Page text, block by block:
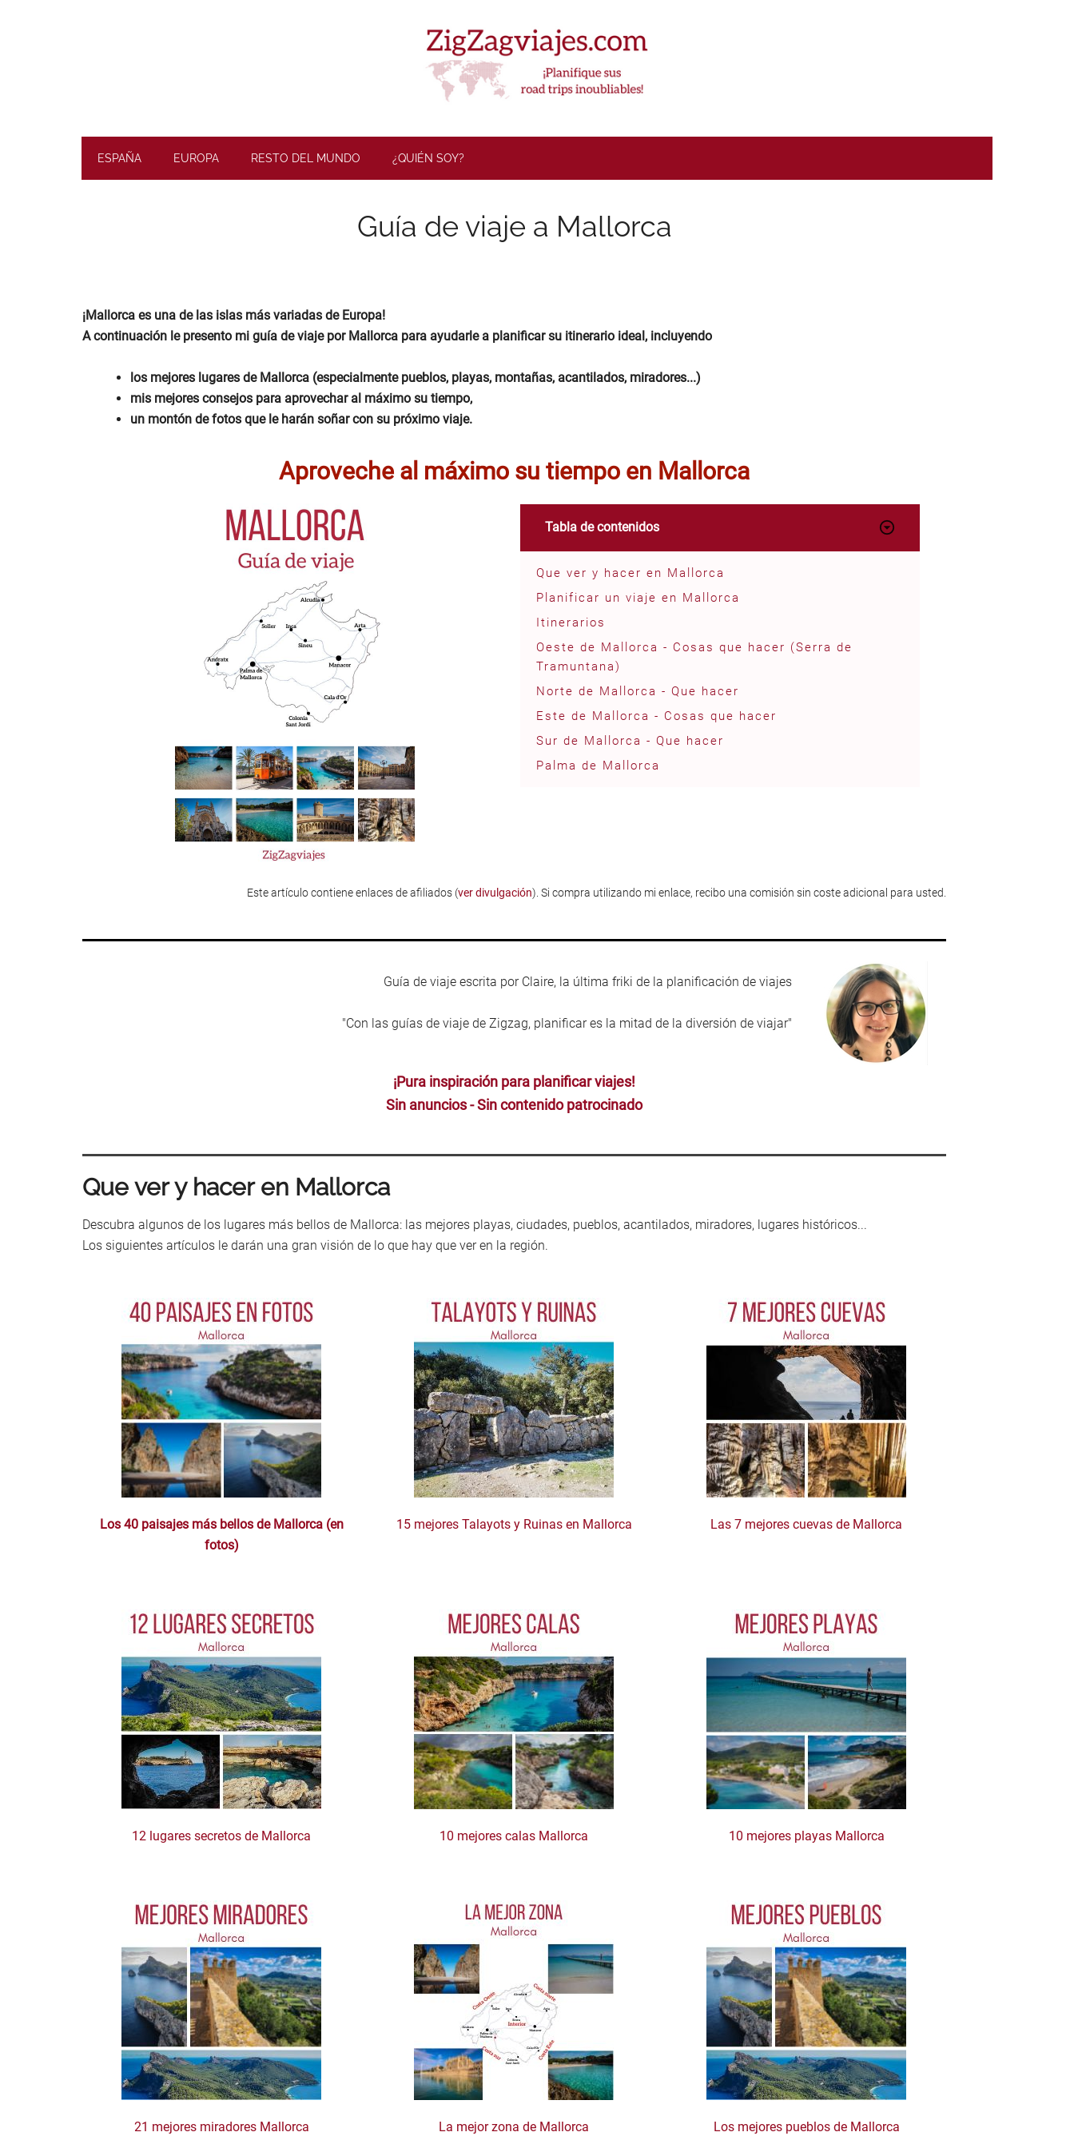
ZigZag Viajes
trips
inolvidables
ESPAÑA EUROPA RESTO DEL MUNDO ¿QUIÉN SOY?
Guía de viaje a Mallorca
¡Mallorca es una de las islas más variadas de Europa!
A continuación le presento mi guía de viaje por Mallorca para ayudarle a planificar su itinerario ideal, incluyendo
los mejores lugares de Mallorca (especialmente pueblos, playas, montañas, acantilados, miradores...)
mis mejores consejos para aprovechar al máximo su tiempo,
un montón de fotos que le harán soñar con su próximo viaje.
Aproveche al máximo su tiempo en Mallorca
Tabla de contenidos
Que ver y hacer en Mallorca
Planificar un viaje en Mallorca
Itinerarios
Oeste de Mallorca - Cosas que hacer (Serra de
Tramuntana)
Norte de Mallorca - Que hacer
Este de Mallorca - Cosas que hacer
Sur de Mallorca - Que hacer
Palma de Mallorca
Este artículo contiene enlaces de afiliados (ver divulgación). Si compra utilizando mi enlace, recibo una comisión sin coste adicional para usted.
Guía de viaje escrita por Claire, la última friki de la planificación de viajes
"Con las guías de viaje de Zigzag, planificar es la mitad de la diversión de viajar"
¡Pura inspiración para planificar viajes!
Sin anuncios - Sin contenido patrocinado
Que ver y hacer en Mallorca
Descubra algunos de los lugares más bellos de Mallorca: las mejores playas, ciudades, pueblos, acantilados, miradores, lugares históricos...
Los siguientes artículos le darán una gran visión de lo que hay que ver en la región.
Los 40 paisajes más bellos de Mallorca (en
fotos)
15 mejores Talayots y Ruinas en Mallorca Las 7 mejores cuevas de Mallorca
12 lugares secretos de Mallorca 10 mejores calas Mallorca 10 mejores playas Mallorca
21 mejores miradores Mallorca La mejor zona de Mallorca Los mejores pueblos de Mallorca